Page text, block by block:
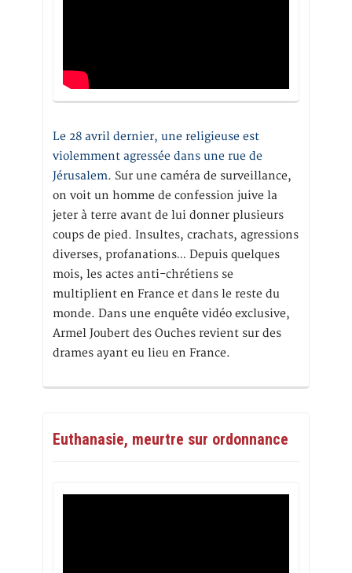
Le 28 avril dernier, une religieuse est
violemment agressée dans une rue de
Jérusalem. Sur une caméra de surveillance,
on voit un homme de confession juive la
jeter à terre avant de lui donner plusieurs
coups de pied. Insultes, crachats, agressions
diverses, profanations… Depuis quelques
mois, les actes anti-chrétiens se
multiplient en France et dans le reste du
monde. Dans une enquête vidéo exclusive,
Armel Joubert des Ouches revient sur des
drames ayant eu lieu en France.
Euthanasie, meurtre sur ordonnance